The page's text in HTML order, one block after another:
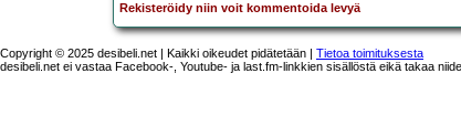
Rekisteröidy niin voit kommentoida levyä
Copyright © 2025 desibeli.net | Kaikki oikeudet pidätetään | Tietoa toimituksesta
desibeli.net ei vastaa Facebook-, Youtube- ja last.fm-linkkien sisällöstä eikä takaa